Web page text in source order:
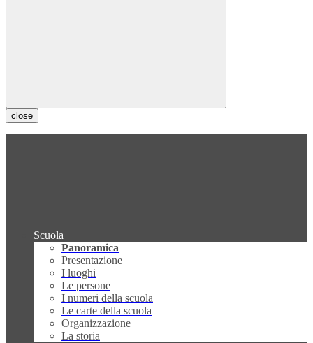
close
Scuola
Panoramica
Presentazione
I luoghi
Le persone
I numeri della scuola
Le carte della scuola
Organizzazione
La storia